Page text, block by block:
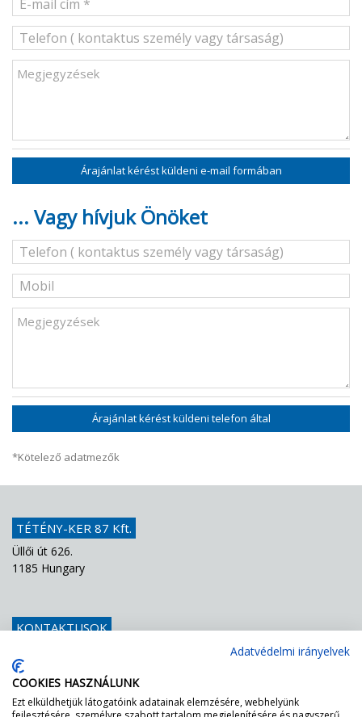
Árajánlat kérést küldeni e-mail formában
... Vagy hívjuk Önöket
Árajánlat kérést küldeni telefon által
*Kötelező adatmezők
TÉTÉNY-KER 87 Kft.
Üllői út 626.
1185 Hungary
KONTAKTUSOK
E-mail
Adatvédelmi irányelvek
COOKIES HASZNÁLUNK
Ezt elküldhetjük látogatóink adatainak elemzésére, webhelyünk